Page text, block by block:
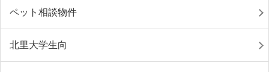
ペット相談物件
北里大学生向